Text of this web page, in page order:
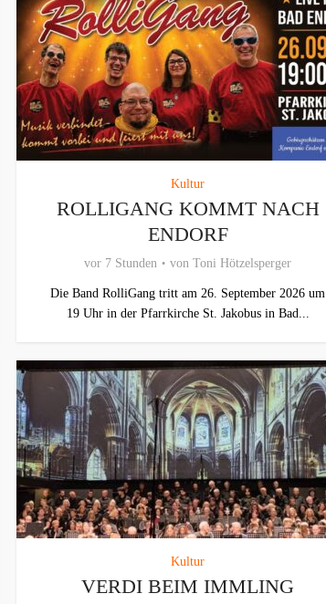
Kultur
ROLLIGANG KOMMT NACH
ENDORF
vor 7 Stunden von Toni Hötzelsperger
Die Band RolliGang tritt am 26. September 2026 um
19 Uhr in der Pfarrkirche St. Jakobus in Bad...
Kultur
VERDI BEIM IMMLING